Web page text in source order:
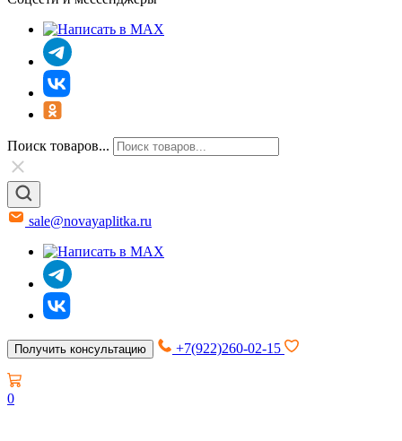
Поиск товаров...
sale@novayaplitka.ru
Получить консультацию +7(922)260-02-15
0